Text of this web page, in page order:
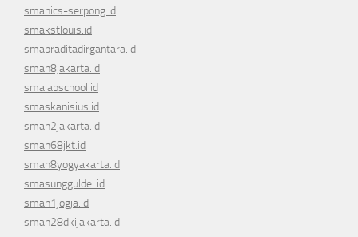
smanics-serpong.id
smakstlouis.id
smapraditadirgantara.id
sman8jakarta.id
smalabschool.id
smaskanisius.id
sman2jakarta.id
sman68jkt.id
sman8yogyakarta.id
smasungguldel.id
sman1jogja.id
sman28dkijakarta.id